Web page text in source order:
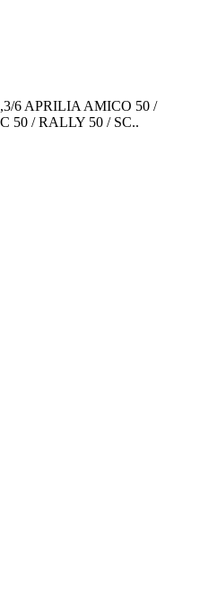
6 APRILIA AMICO 50 /
50 / RALLY 50 / SC..